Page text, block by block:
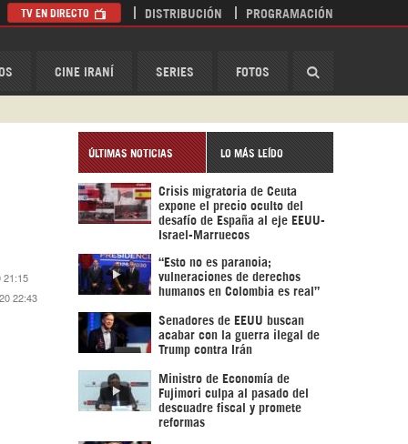
CINE IRANÍ SERIES FOTOS
TV EN DIRECTO DISTRIBUCIÓN PROGRAMACIÓN
21:15
22:43
ÚLTIMAS NOTICIAS LO MÁS LEÍDO
Crisis migratoria de Ceuta
expone el precio oculto del
desafío de España al eje EEUU-
Israel-Marruecos
“Esto no es paranoia;
vulneraciones de derechos
humanos en Colombia es real”
Senadores de EEUU buscan
acabar con la guerra ilegal de
Trump contra Irán
Ministro de Economía de
Fujimori culpa al pasado del
descuadre fiscal y promete
reformas